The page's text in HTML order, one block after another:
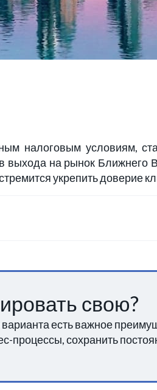
налоговым условиям,
выхода на рынок Ближнего
укрепить доверие
свою?
есть важное
процессы, сохранить